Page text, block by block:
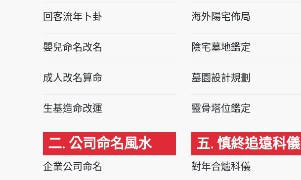
回客流年卜卦
嬰兒命名改名
成人改名算命
生基造命改運
二. 公司命名風水
企業公司命名
海外陽宅佈局
陰宅墓地鑑定
墓園設計規劃
靈骨塔位鑑定
五. 慎終追遠科儀
對年合爐科儀